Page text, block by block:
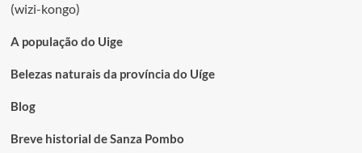
DO
DOS
“NÃO
(wizi-kongo)
A população do Uige
Belezas naturais da província do Uíge
Blog
Breve historial de Sanza Pombo